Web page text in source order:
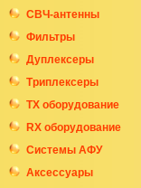
СВЧ-антенны
Фильтры
Дуплексеры
Триплексеры
ТХ оборудование
RX оборудование
Системы АФУ
Аксессуары